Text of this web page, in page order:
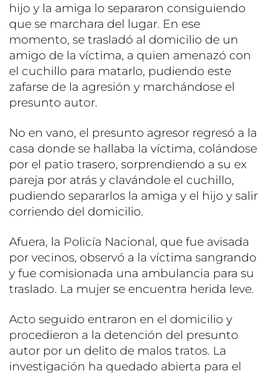
hijo y la amiga lo separaron consiguiendo
que se marchara del lugar. En ese
momento, se trasladó al domicilio de un
amigo de la víctima, a quien amenazó con
el cuchillo para matarlo, pudiendo este
zafarse de la agresión y marchándose el
presunto autor.
No en vano, el presunto agresor regresó a la
casa donde se hallaba la víctima, colándose
por el patio trasero, sorprendiendo a su ex
pareja por atrás y clavándole el cuchillo,
pudiendo separarlos la amiga y el hijo y salir
corriendo del domicilio.
Afuera, la Policía Nacional, que fue avisada
por vecinos, observó a la víctima sangrando
y fue comisionada una ambulancia para su
traslado. La mujer se encuentra herida leve.
Acto seguido entraron en el domicilio y
procedieron a la detención del presunto
autor por un delito de malos tratos. La
investigación ha quedado abierta para el